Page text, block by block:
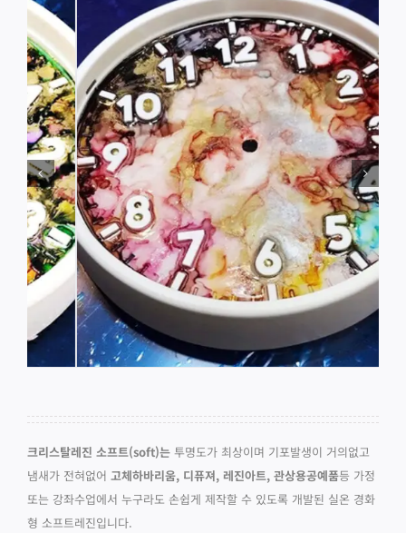
크리스탈레진 소프트(soft)는투명도가 최상이며 기포발생이 거의없고
냄새가 전혀없어 고체하바리움, 디퓨져, 레진아트, 관상용공예품등 가정
또는 강좌수업에서 누구라도 손쉽게 제작할 수 있도록 개발된 실온 경화
형 소프트레진입니다.